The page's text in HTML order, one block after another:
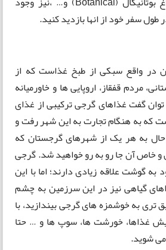
طول سفر خود از انها بازدید کنید.
در واقع سبکی از طبخ غذاست که از
مردم قفقاز، اروپایی ها و خاورمیانه
گفت غذاهای گرجی ترکیبی از غذای
که به هنگام تجارت به این شهر رفت و
به هر یک از شهرهای گرجستان که
و خاص آن جا رو به رو خواهید شد. گرجی
گوشت علاقه زیادی دارند؛ اما با این
گیاهی نیز در این سرزمین به چشم
تری به خوشمزه های گرجی بیندازید، با
غذاها، خورشت ها، سوپ ها و … حتا
می شوید.